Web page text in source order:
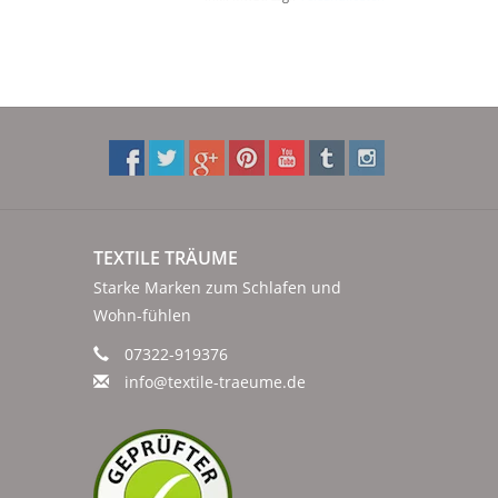
TEXTILE TRÄUME
Starke Marken zum Schlafen und
Wohn-fühlen
07322-919376
info@textile-traeume.de